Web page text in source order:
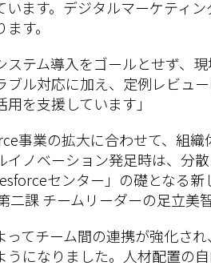
います。デジタルマーケティ
す。
ステム導入をゴールとせず、
ブル対応に加え、定例レビュ
を支援しています」
事業の拡大に合わせて、組
イノベーション発足時は、分
センター」の礎となる
二課 チームリーダーの足立美
ってチーム間の連携が強化さ
うになりました。人材配置の